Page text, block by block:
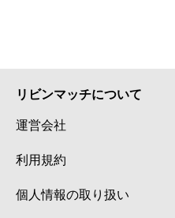
リビンマッチについて
運営会社
利用規約
個人情報の取り扱い